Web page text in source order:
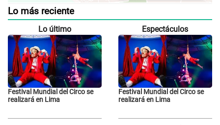
Lo más reciente
Lo último
Festival Mundial del Circo se
realizará en Lima
Espectáculos
Festival Mundial del Circo se
realizará en Lima